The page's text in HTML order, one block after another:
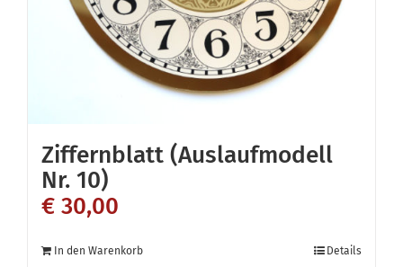
Ziffernblatt (Auslaufmodell
Nr. 10)
€ 30,00
In den Warenkorb Details